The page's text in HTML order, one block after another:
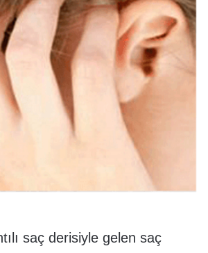
saç derisiyle gelen saç